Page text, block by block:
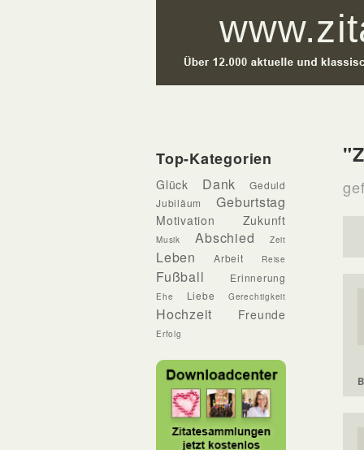
Top-Kategorien
Glück Dank
Geduld
Jubiläum
Geburtstag
Motivation Zukunft
Musik Abschied Zeit
Leben Arbeit Reise
Fußball Erinnerung
Ehe Liebe Gerechtigkeit
Hochzeit Freunde
Erfolg